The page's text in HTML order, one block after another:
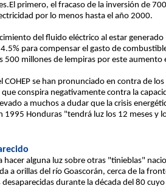
primero, el fracaso de la inversión de
por lo menos hasta el año 2000.
del fluido eléctrico al estar
para compensar el gasto de
500 millones de lempiras por este aumento
COHEP se han pronunciado en contra de
que conspira negativamente contra la
a muchos a dudar que la crisis
1995 Honduras "tendrá luz los 12 meses y
hacer alguna luz sobre otras "tinieblas"
a orillas del río Goascorán, cerca de la
durante la década del 80